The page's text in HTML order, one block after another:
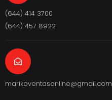
(644) 414 3700
(644) 457 8922
marikoventasonline@gmail.com